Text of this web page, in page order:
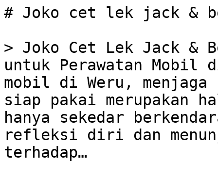
# Joko cet lek jack &
> Joko Cet Lek Jack &
untuk Perawatan Mobil
mobil di Weru, menjaga
siap pakai merupakan
hanya sekedar
refleksi diri dan
terhadap…